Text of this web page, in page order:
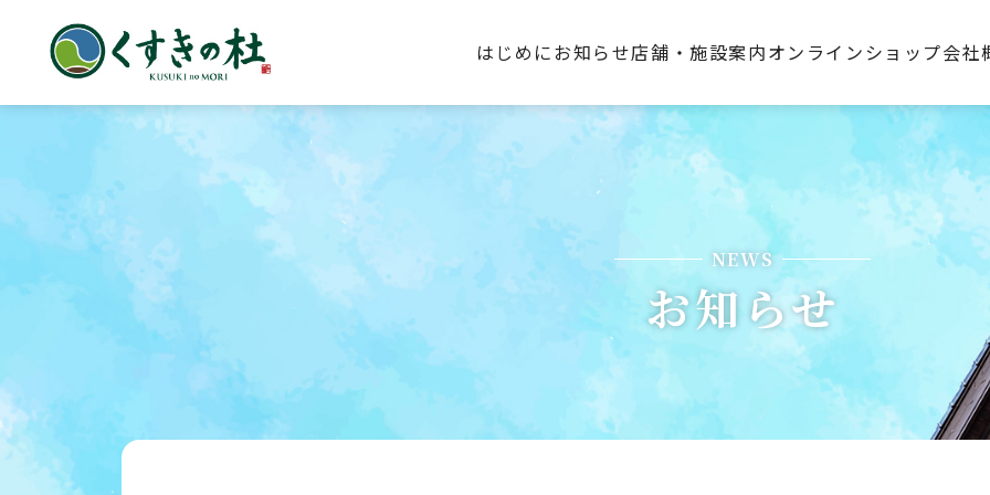
はじめにお知らせ店舗・施設案内オンラインショップ会社
NEWS
お知らせ